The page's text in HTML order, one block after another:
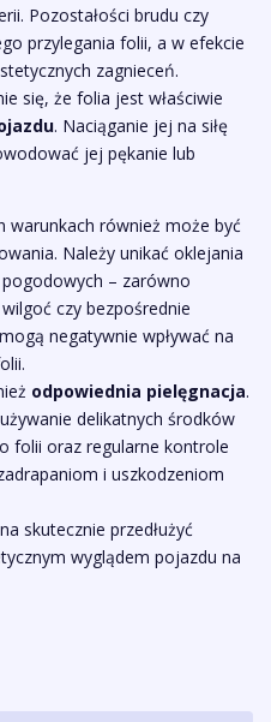
Pozostałości brudu czy
przylegania folii, a w efekcie
zagnieceń.
się, że folia jest właściwie
. Naciąganie jej na siłę
jej pękanie lub
warunkach również może być
Należy unikać oklejania
– zarówno
czy bezpośrednie
negatywnie wpływać na
odpowiednia pielęgnacja.
delikatnych środków
folii oraz regularne kontrole
i uszkodzeniom
skutecznie przedłużyć
wyglądem pojazdu na